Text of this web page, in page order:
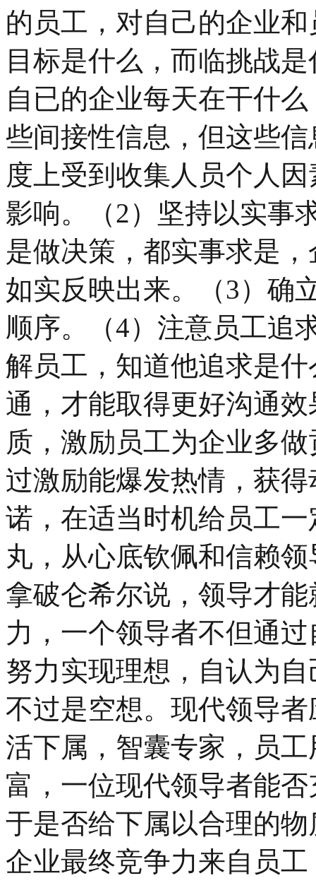
的员工，对自己的企业
目标是什么，而临挑战
自已的企业每天在干什
些间接性信息，但这些
度上受到收集人员个人
影响。（2）坚持以实事
是做决策，都实事求是
如实反映出来。（3）确
顺序。（4）注意员工追
解员工，知道他追求是
通，才能取得更好沟通
质，激励员工为企业多
过激励能爆发热情，获
诺，在适当时机给员工
丸，从心底钦佩和信赖
拿破仑希尔说，领导才
力，一个领导者不但通
努力实现理想，自认为
不过是空想。现代领导
活下属，智囊专家，员
富，一位现代领导者能
于是否给下属以合理的
企业最终竞争力来自员